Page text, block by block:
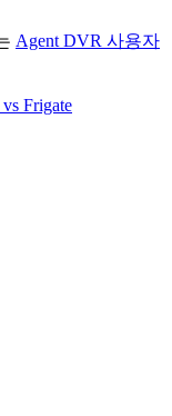
Agent DVR 사용자
Frigate